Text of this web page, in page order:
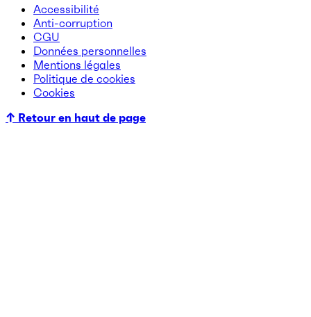
Accessibilité
Anti-corruption
CGU
Données personnelles
Mentions légales
Politique de cookies
Cookies
↑ Retour en haut de page